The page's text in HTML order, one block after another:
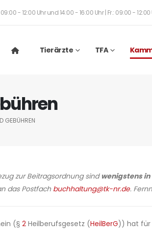
- 12:00 Uhr und 14:00 - 16:00 Uhr | Fr.: 09:00 - 12:00
Tierärzte TFA
GEBÜHREN
zur Beitragsordnung sind wenigstens
das Postfach buchhaltung@tk-nr.de.
(§ 2 Heilberufsgesetz (HeilBerG)) hat für